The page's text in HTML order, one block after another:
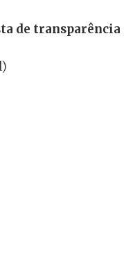
de transparência